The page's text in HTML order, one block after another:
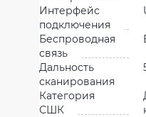
Интерфейс
подключения
Беспроводная
связь
Дальность
сканирования
Категория
СШК